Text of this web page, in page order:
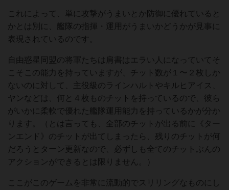
これによって、単に攻撃がうまいとか防御に優れていると
かとは別に、艦隊の指揮・運用がうまいかどうかが見事に
表現されているのです。
自由惑星同盟の将軍たちは肩書はエラい人になっていてそ
こそこの能力を持っていますが、チット数が１〜２枚しか
ないのに対して、主役級のラインハルトやキルヒアイス、
ヤンなどは、何と４枚ものチットを持っているので、彼ら
がいかに柔軟で優れた艦隊運用能力を持っているかが分か
ります。（とは言っても、全部のチットが出る前に《ター
ンエンド》のチットが出てしまったら、残りのチットが何
だろうとターン更新なので、必ずしも全てのチットぶんの
アクションができるとは限りません。）
ここがこのゲームを非常に流動的でスリリングなものにし